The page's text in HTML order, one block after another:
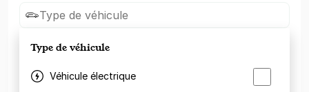
Type de véhicule
Type de véhicule
Véhicule électrique